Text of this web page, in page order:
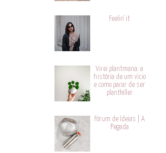
Feelin' it
Virei plantmana: a
história de um vício
e como parar de ser
plantkiller
Fórum de Ideias | A
Pegada